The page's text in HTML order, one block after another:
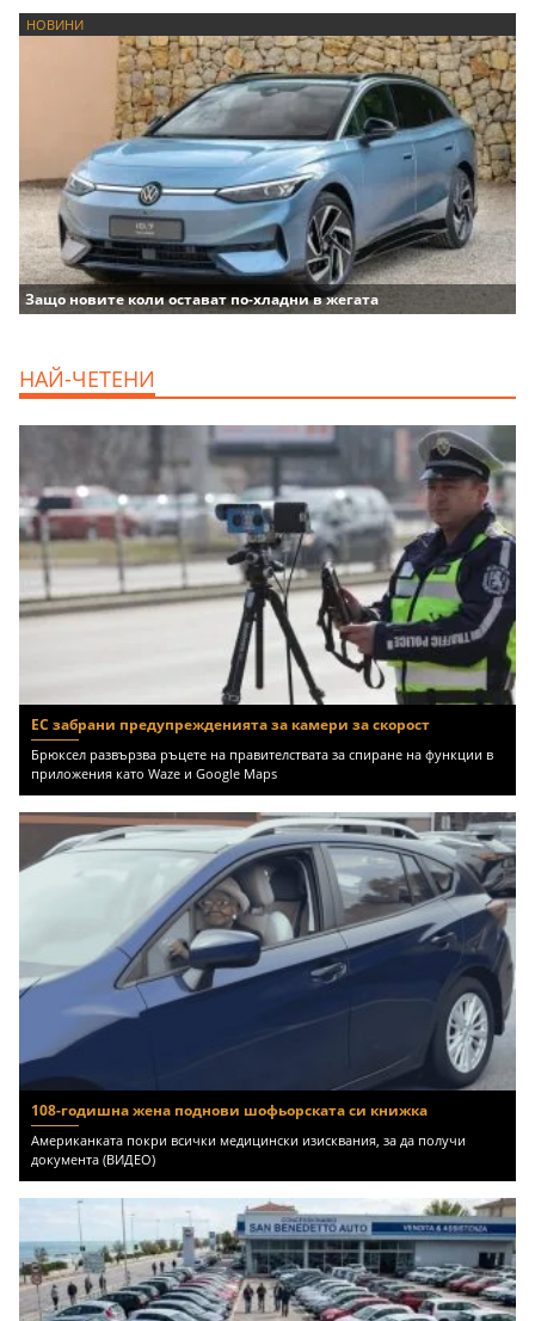
НОВИНИ
Защо новите коли остават по-хладни в жегата
НАЙ-ЧЕТЕНИ
ЕС забрани предупрежденията за камери за скорост
Брюксел развързва ръцете на правителствата за спиране на функции в
приложения като Waze и Google Maps
108-годишна жена поднови шофьорската си книжка
Американката покри всички медицински изисквания, за да получи
документа (ВИДЕО)